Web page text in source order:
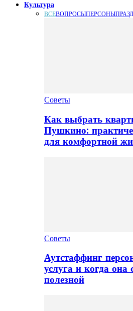
Культура
ВСЕВОПРОСЫПЕРСОНЫ
Советы
Как выбрать
Пушкино:
для комфортной
Советы
Аутстаффинг
услуга и когда она
полезной